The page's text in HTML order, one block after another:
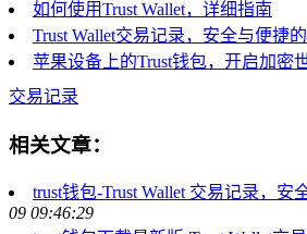
如何使用Trust Wallet，详细指南
Trust Wallet交易记录，安全与便捷
苹果设备上的Trust钱包，开启加密
交易记录
相关文章：
trust钱包-Trust Wallet 交易记录，安
09 09:46:29